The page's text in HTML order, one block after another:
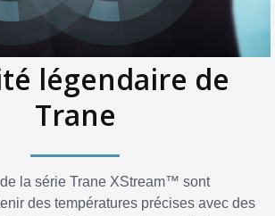
légendaire de
Trane
la série Trane XStream™ sont
des températures précises avec des